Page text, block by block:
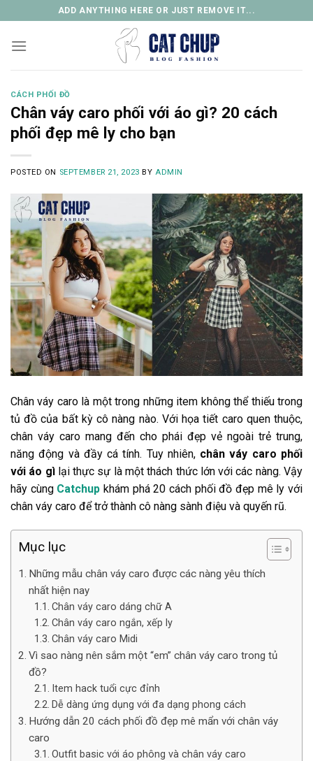
to
content
ADD ANYTHING HERE OR JUST REMOVE IT...
CÁCH PHỐI ĐỒ
Chân váy caro phối với áo gì? 20 cách
phối đẹp mê ly cho bạn
POSTED ON SEPTEMBER 21, 2023 BY ADMIN
Chân váy caro là một trong những item không thể thiếu trong
tủ đồ của bất kỳ cô nàng nào. Với họa tiết caro quen thuộc,
chân váy caro mang đến cho phái đẹp vẻ ngoài trẻ trung,
năng động và đầy cá tính. Tuy nhiên,chân váy caro phối
với áo gìlại thực sự là một thách thức lớn với các nàng. Vậy
hãy cùng Catchup khám phá 20 cách phối đồ đẹp mê ly với
chân váy caro để trở thành cô nàng sành điệu và quyến rũ.
Mục lục
Những mẫu chân váy caro được các nàng yêu thích
nhất hiện nay
Chân váy caro dáng chữ A
Chân váy caro ngắn, xếp ly
Chân váy caro Midi
Vì sao nàng nên sắm một “em” chân váy caro trong tủ
đồ?
Item hack tuổi cực đỉnh
Dễ dàng ứng dụng với đa dạng phong cách
Hướng dẫn 20 cách phối đồ đẹp mê mẩn với chân váy
caro
Outfit basic với áo phông và chân váy caro